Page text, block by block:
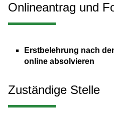
Onlineantrag und
Erstbelehrung nach
online absolvieren
Zuständige Stelle